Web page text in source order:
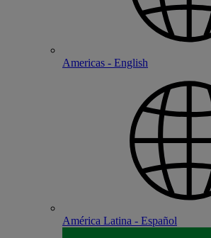
Americas - English
América Latina - Español